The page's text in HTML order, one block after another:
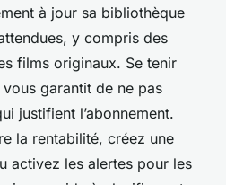
à jour sa bibliothèque
y compris des
films originaux. Se tenir
garantit de ne pas
justifient l’abonnement.
la rentabilité, créez une
activez les alertes pour les